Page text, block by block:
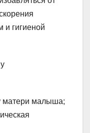
и гигиеной
матери малыша;